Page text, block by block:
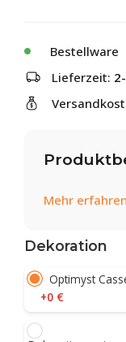
Bestellware
Lieferzeit:
Mehr
Dekoration
Optimyst
+0 €